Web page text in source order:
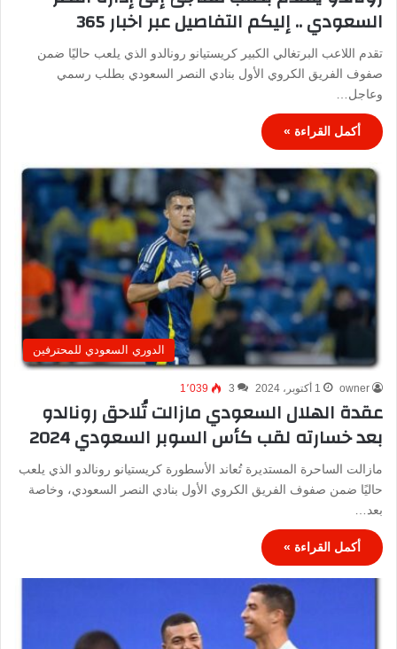
السعودي .. إليكم التفاصيل عبر اخبار 365
تقدم اللاعب البرتغالي الكبير كريستيانو رونالدو الذي يلعب حاليًا ضمن
صفوف الفريق الكروي الأول بنادي النصر السعودي بطلب رسمي
وعاجل…
أكمل القراءة »
الدوري السعودي للمحترفين
owner 1 أكتوبر، 2024 3 1٬039
عقدة الهلال السعودي مازالت تُلاحق رونالدو
بعد خسارته لقب كأس السوبر السعودي 2024
مازالت الساحرة المستديرة تُعاند الأسطورة كريستيانو رونالدو الذي يلعب
حاليًا ضمن صفوف الفريق الكروي الأول بنادي النصر السعودي، وخاصة
بعد…
أكمل القراءة »